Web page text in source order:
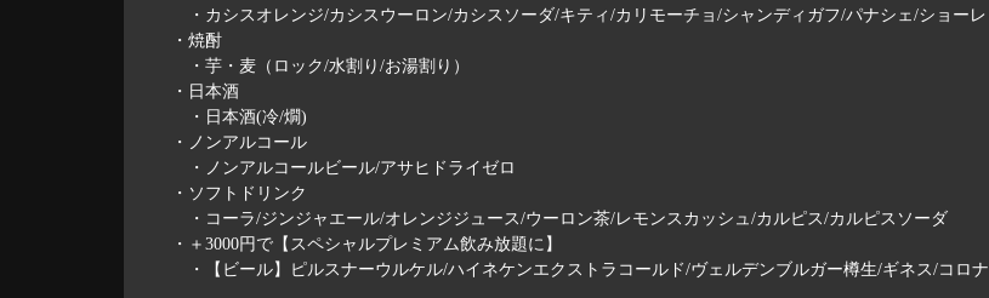
・カシスオレンジ/カシスウーロン/カシスソーダ/キティ/カリモーチョ/シャンディガフ/パナシェ/ショーレ
・焼酎
・芋・麦（ロック/水割り/お湯割り）
・日本酒
・日本酒(冷/燗)
・ノンアルコール
・ノンアルコールビール/アサヒドライゼロ
・ソフトドリンク
・コーラ/ジンジャエール/オレンジジュース/ウーロン茶/レモンスカッシュ/カルピス/カルピスソーダ
・＋3000円で【スペシャルプレミアム飲み放題に】
・【ビール】ピルスナーウルケル/ハイネケンエクストラコールド/ヴェルデンブルガー樽生/ギネス/コロナ